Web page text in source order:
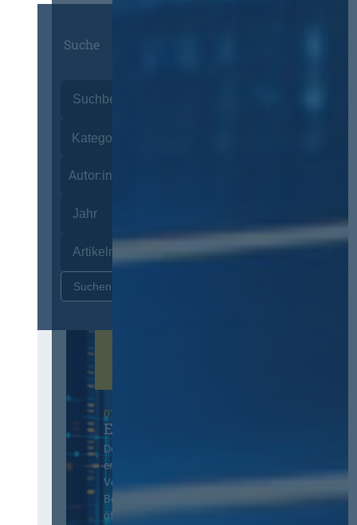
Suche
Autor:innen
07. Oktober 2026 in Berlin
EVB-IT Thementag
Der Thementag für die
ergänzenden
Vertragsbedingungen von IT-
Beschaffung in der
öffentlichen Verwaltung